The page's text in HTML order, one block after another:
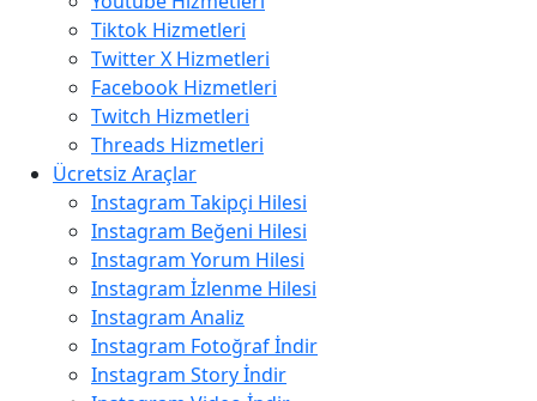
Tiktok Hizmetleri
Twitter X Hizmetleri
Facebook Hizmetleri
Twitch Hizmetleri
Threads Hizmetleri
Ücretsiz Araçlar
Instagram Takipçi Hilesi
Instagram Beğeni Hilesi
Instagram Yorum Hilesi
Instagram İzlenme Hilesi
Instagram Analiz
Instagram Fotoğraf İndir
Instagram Story İndir